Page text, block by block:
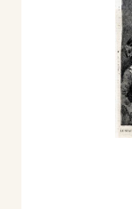
Monumento a
emigranti
Per il
realizza: Il
Esegue il